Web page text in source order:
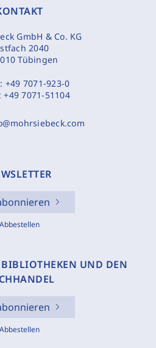
GmbH & Co. KG
2040
Tübingen
+49 7071-923-0
+49 7071-51104
Abbestellen
BIBLIOTHEKEN UND DEN
Abbestellen